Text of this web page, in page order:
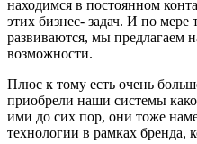
находимся в постоянном
этих бизнес- задач. И по мере
развиваются, мы предлагаем
возможности.
Плюс к тому есть очень
приобрели наши системы
ими до сих пор, они тоже
технологии в рамках бренда,